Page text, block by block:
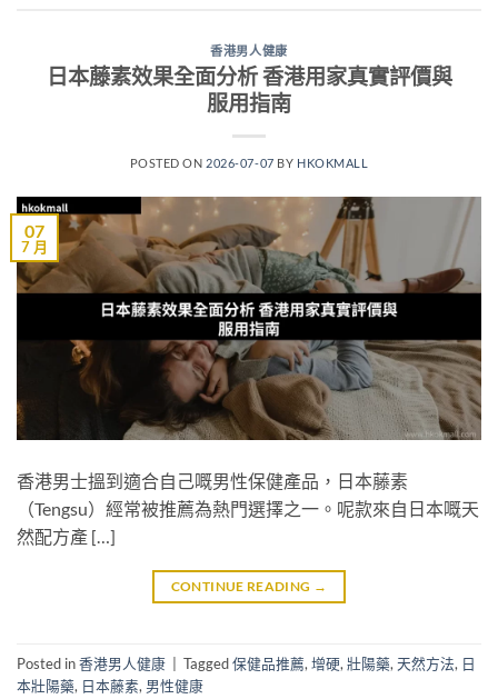
香港男人健康
日本藤素效果全面分析 香港用家真實評價與
服用指南
POSTED ON 2026-07-07 BY HKOKMALL
07
7 月
香港男士搵到適合自己嘅男性保健產品，日本藤素
（Tengsu）經常被推薦為熱門選擇之一。呢款來自日本嘅天
然配方產 […]
CONTINUE READING →
Posted in香港男人健康 Tagged保健品推薦, 增硬, 壯陽藥, 天然方法, 日
本壯陽藥, 日本藤素, 男性健康